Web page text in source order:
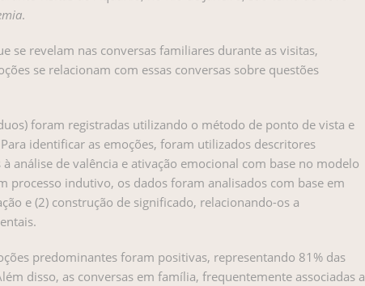
.
se revelam nas conversas familiares durante as visitas,
se relacionam com essas conversas sobre questões
foram registradas utilizando o método de ponto de vista e
identificar as emoções, foram utilizados descritores
análise de valência e ativação emocional com base no modelo
processo indutivo, os dados foram analisados com base em
e (2) construção de significado, relacionando-os a
predominantes foram positivas, representando 81% das
disso, as conversas em família, frequentemente associadas a